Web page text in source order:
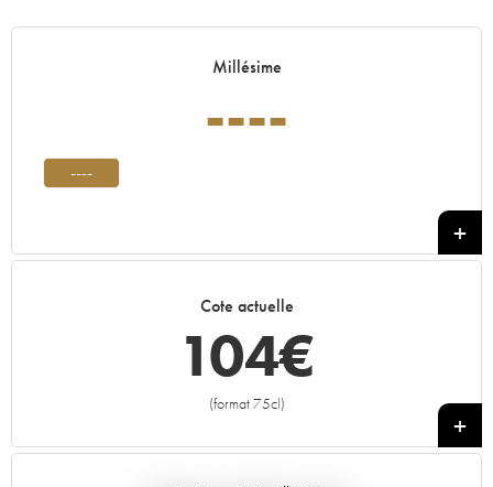
Millésime
----
----
Cote actuelle
104€
(format 75cl)
+